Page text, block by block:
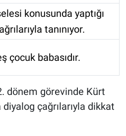
konusunda yaptığı
tanınıyor.
çocuk babasıdır.
dönem görevinde Kürt
çağrılarıyla dikkat